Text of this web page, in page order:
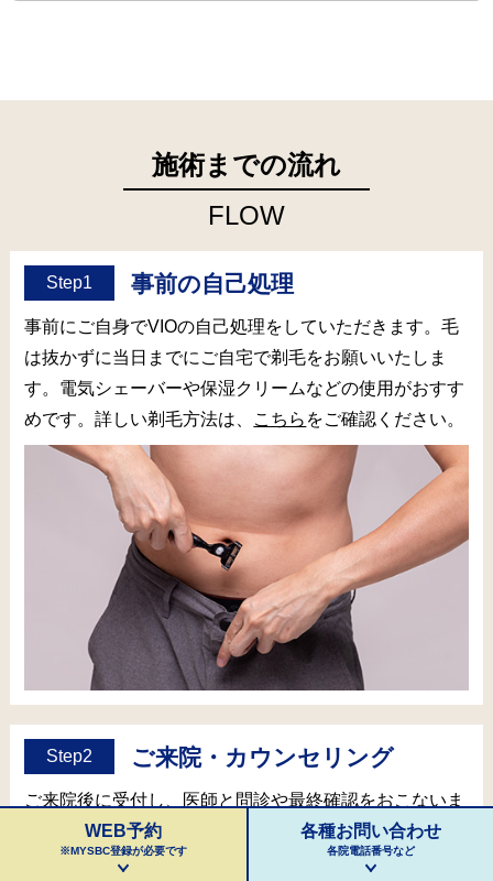
WEB予約
※MYSBC登録が必要です
各種お問い合わせ
各院電話番号など
施術までの流れ
FLOW
Step1 事前の自己処理
事前にご自身でVIOの自己処理をしていただきます。毛
は抜かずに当日までにご自宅で剃毛をお願いいたしま
す。電気シェーバーや保湿クリームなどの使用がおすす
めです。詳しい剃毛方法は、 こちら をご確認ください。
Step2 ご来院・カウンセリング
ご来院後に受付し、医師と問診や最終確認をおこないま
す。ここで不安・不明点はご相談ください。